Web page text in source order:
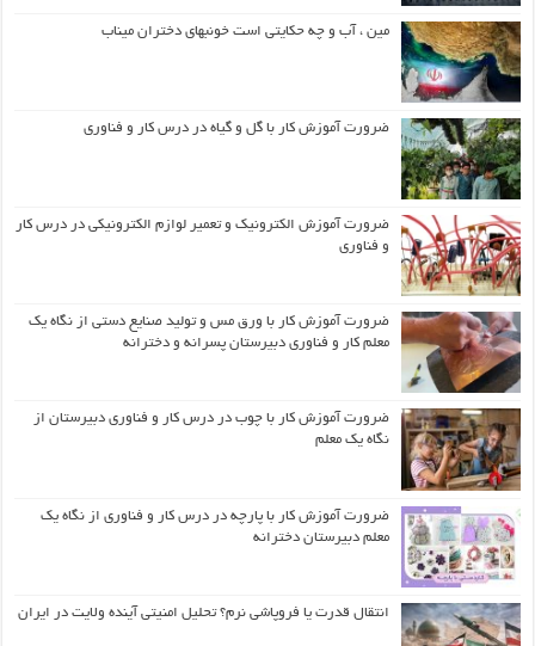
مین ، آب و چه حکایتی است خونبهای دختران میناب
ضرورت آموزش کار با گل و گیاه در درس کار و فناوری
ضرورت آموزش الکترونیک و تعمیر لوازم الکترونیکی در درس کار
و فناوری
ضرورت آموزش کار با ورق مس و تولید صنایع دستی از نگاه یک
معلم کار و فناوری دبیرستان پسرانه و دخترانه
ضرورت آموزش کار با چوب در درس کار و فناوری دبیرستان از
نگاه یک معلم
ضرورت آموزش کار با پارچه در درس کار و فناوری از نگاه یک
معلم دبیرستان دخترانه
انتقال قدرت یا فروپاشی نرم؟ تحلیل امنیتی آینده ولایت در ایران